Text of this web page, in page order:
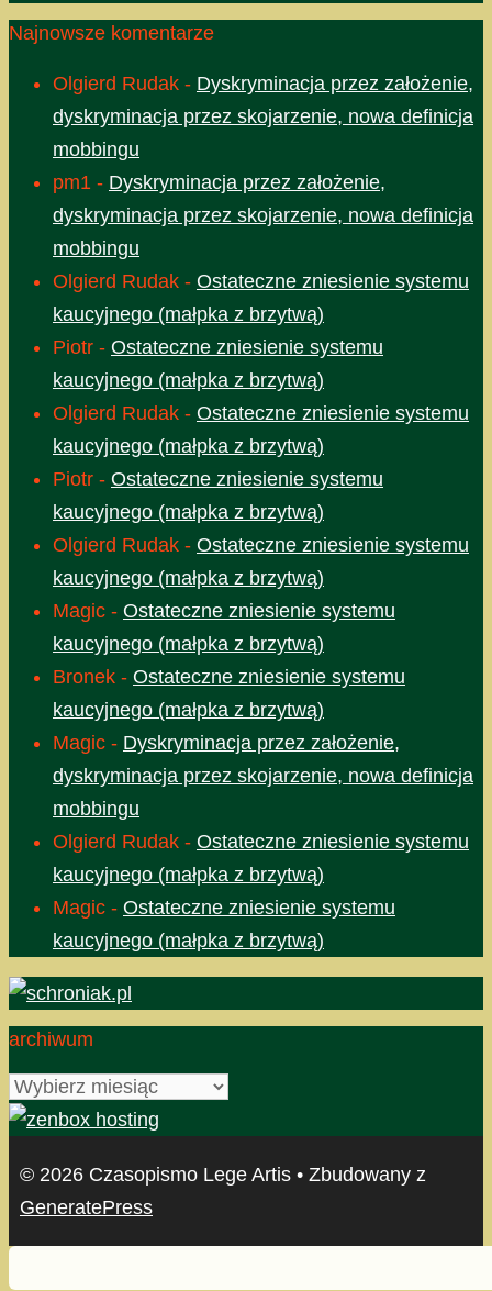
Najnowsze komentarze
Olgierd Rudak - Dyskryminacja przez założenie,
dyskryminacja przez skojarzenie, nowa definicja
mobbingu
pm1 - Dyskryminacja przez założenie,
dyskryminacja przez skojarzenie, nowa definicja
mobbingu
Olgierd Rudak - Ostateczne zniesienie systemu
kaucyjnego (małpka z brzytwą)
Piotr - Ostateczne zniesienie systemu
kaucyjnego (małpka z brzytwą)
Olgierd Rudak - Ostateczne zniesienie systemu
kaucyjnego (małpka z brzytwą)
Piotr - Ostateczne zniesienie systemu
kaucyjnego (małpka z brzytwą)
Olgierd Rudak - Ostateczne zniesienie systemu
kaucyjnego (małpka z brzytwą)
Magic - Ostateczne zniesienie systemu
kaucyjnego (małpka z brzytwą)
Bronek - Ostateczne zniesienie systemu
kaucyjnego (małpka z brzytwą)
Magic - Dyskryminacja przez założenie,
dyskryminacja przez skojarzenie, nowa definicja
mobbingu
Olgierd Rudak - Ostateczne zniesienie systemu
kaucyjnego (małpka z brzytwą)
Magic - Ostateczne zniesienie systemu
kaucyjnego (małpka z brzytwą)
archiwum
archiwum
© 2026 Czasopismo Lege Artis • Zbudowany z
GeneratePress